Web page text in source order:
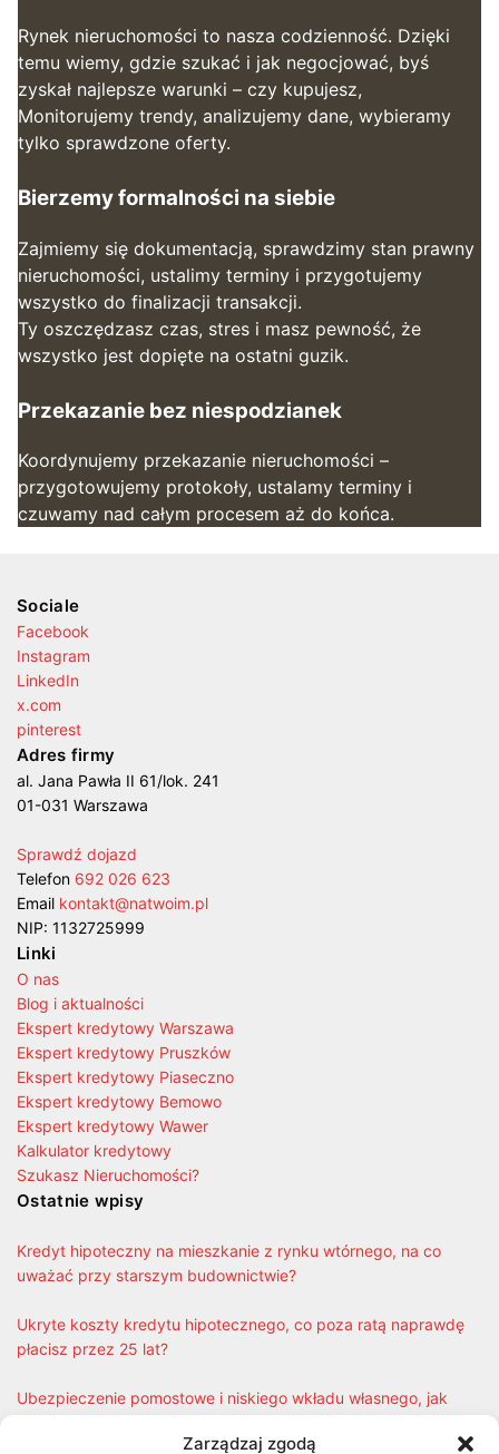
Zarządzaj zgodą
Rynek nieruchomości to nasza codzienność. Dzięki
temu wiemy, gdzie szukać i jak negocjować, byś
zyskał najlepsze warunki – czy kupujesz,
Monitorujemy trendy, analizujemy dane, wybieramy
tylko sprawdzone oferty.
Bierzemy formalności na siebie
Zajmiemy się dokumentacją, sprawdzimy stan prawny
nieruchomości, ustalimy terminy i przygotujemy
wszystko do finalizacji transakcji.
Ty oszczędzasz czas, stres i masz pewność, że
wszystko jest dopięte na ostatni guzik.
Przekazanie bez niespodzianek
Koordynujemy przekazanie nieruchomości –
przygotowujemy protokoły, ustalamy terminy i
czuwamy nad całym procesem aż do końca.
Sociale
Facebook
Instagram
LinkedIn
x.com
pinterest
Adres firmy
al. Jana Pawła II 61/lok. 241
01-031 Warszawa
Sprawdź dojazd
Telefon 692 026 623
Email kontakt@natwoim.pl
NIP: 1132725999
Linki
O nas
Blog i aktualności
Ekspert kredytowy Warszawa
Ekspert kredytowy Pruszków
Ekspert kredytowy Piaseczno
Ekspert kredytowy Bemowo
Ekspert kredytowy Wawer
Kalkulator kredytowy
Szukasz Nieruchomości?
Ostatnie wpisy
Kredyt hipoteczny na mieszkanie z rynku wtórnego, na co
uważać przy starszym budownictwie?
Ukryte koszty kredytu hipotecznego, co poza ratą naprawdę
płacisz przez 25 lat?
Ubezpieczenie pomostowe i niskiego wkładu własnego, jak